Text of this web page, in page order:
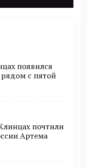
появился
с пятой
почтили
Артема